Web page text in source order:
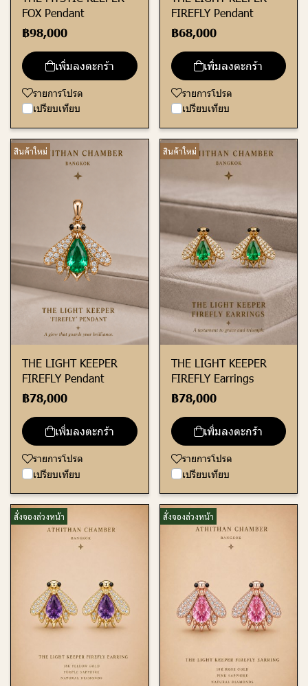
FOX Pendant
฿98,000
เพิ่มลงตะกร้า
รายการโปรด
เปรียบเทียบ
FIREFLY Pendant
฿68,000
เพิ่มลงตะกร้า
รายการโปรด
เปรียบเทียบ
สินค้าใหม่
THE LIGHT KEEPER
FIREFLY Pendant
฿78,000
เพิ่มลงตะกร้า
รายการโปรด
เปรียบเทียบ
สินค้าใหม่
THE LIGHT KEEPER
FIREFLY Earrings
฿78,000
เพิ่มลงตะกร้า
รายการโปรด
เปรียบเทียบ
สั่งจองล่วงหน้า สั่งจองล่วงหน้า